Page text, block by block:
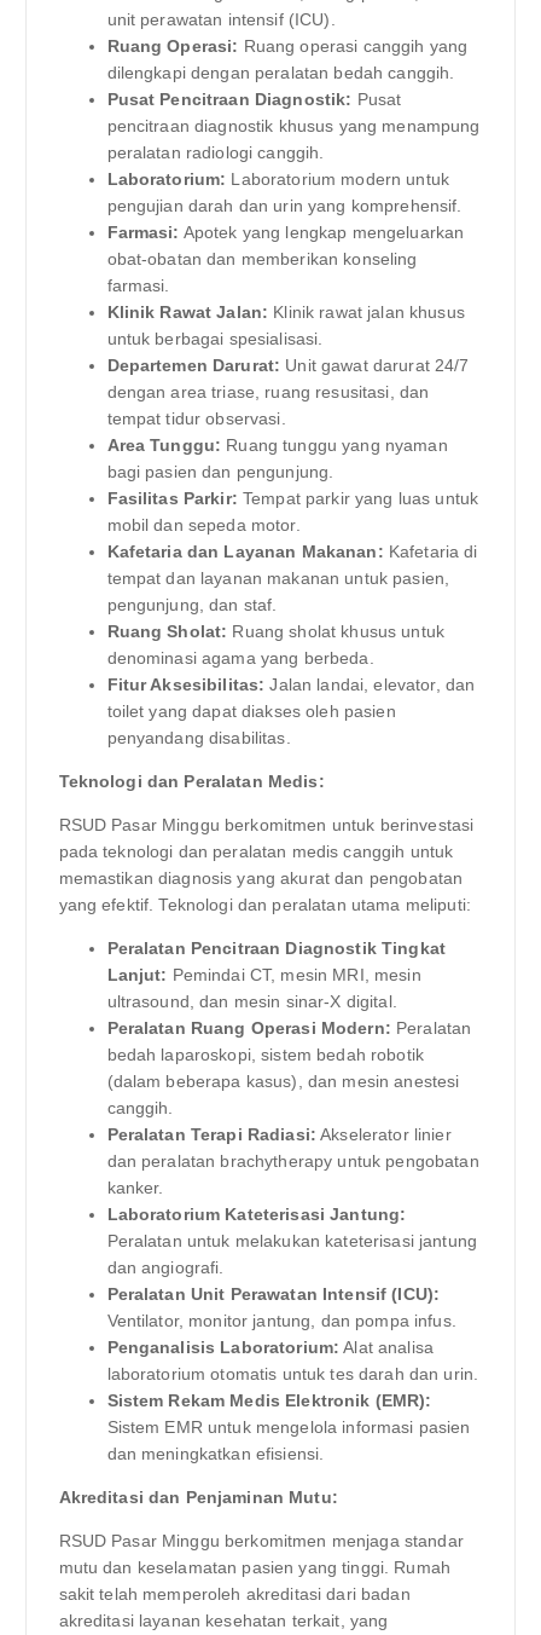
unit perawatan intensif (ICU).
Ruang Operasi: Ruang operasi canggih yang
dilengkapi dengan peralatan bedah canggih.
Pusat Pencitraan Diagnostik: Pusat
pencitraan diagnostik khusus yang menampung
peralatan radiologi canggih.
Laboratorium: Laboratorium modern untuk
pengujian darah dan urin yang komprehensif.
Farmasi: Apotek yang lengkap mengeluarkan
obat-obatan dan memberikan konseling
farmasi.
Klinik Rawat Jalan: Klinik rawat jalan khusus
untuk berbagai spesialisasi.
Departemen Darurat: Unit gawat darurat 24/7
dengan area triase, ruang resusitasi, dan
tempat tidur observasi.
Area Tunggu: Ruang tunggu yang nyaman
bagi pasien dan pengunjung.
Fasilitas Parkir: Tempat parkir yang luas untuk
mobil dan sepeda motor.
Kafetaria dan Layanan Makanan: Kafetaria di
tempat dan layanan makanan untuk pasien,
pengunjung, dan staf.
Ruang Sholat: Ruang sholat khusus untuk
denominasi agama yang berbeda.
Fitur Aksesibilitas: Jalan landai, elevator, dan
toilet yang dapat diakses oleh pasien
penyandang disabilitas.
Teknologi dan Peralatan Medis:
RSUD Pasar Minggu berkomitmen untuk berinvestasi
pada teknologi dan peralatan medis canggih untuk
memastikan diagnosis yang akurat dan pengobatan
yang efektif. Teknologi dan peralatan utama meliputi:
Peralatan Pencitraan Diagnostik Tingkat
Lanjut: Pemindai CT, mesin MRI, mesin
ultrasound, dan mesin sinar-X digital.
Peralatan Ruang Operasi Modern: Peralatan
bedah laparoskopi, sistem bedah robotik
(dalam beberapa kasus), dan mesin anestesi
canggih.
Peralatan Terapi Radiasi: Akselerator linier
dan peralatan brachytherapy untuk pengobatan
kanker.
Laboratorium Kateterisasi Jantung:
Peralatan untuk melakukan kateterisasi jantung
dan angiografi.
Peralatan Unit Perawatan Intensif (ICU):
Ventilator, monitor jantung, dan pompa infus.
Penganalisis Laboratorium: Alat analisa
laboratorium otomatis untuk tes darah dan urin.
Sistem Rekam Medis Elektronik (EMR):
Sistem EMR untuk mengelola informasi pasien
dan meningkatkan efisiensi.
Akreditasi dan Penjaminan Mutu:
RSUD Pasar Minggu berkomitmen menjaga standar
mutu dan keselamatan pasien yang tinggi. Rumah
sakit telah memperoleh akreditasi dari badan
akreditasi layanan kesehatan terkait, yang